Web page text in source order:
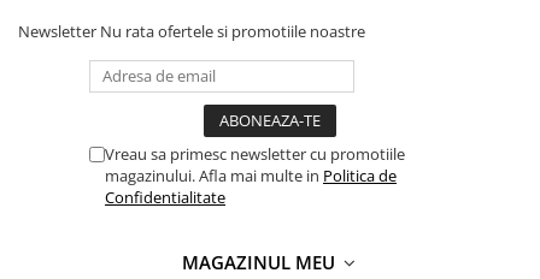
Newsletter Nu rata ofertele si promotiile noastre
Vreau sa primesc newsletter cu promotiile
magazinului. Afla mai multe in Politica de
Confidentialitate
MAGAZINUL MEU